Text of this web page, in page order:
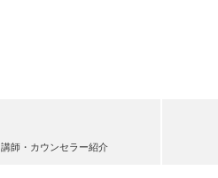
講師・カウンセラー紹介